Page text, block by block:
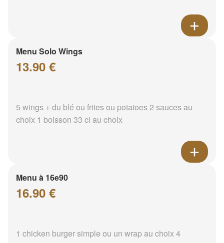
Menu Solo Wings
13.90 €
5 wings + du blé ou frites ou potatoes 2 sauces au
choix 1 boisson 33 cl au choix
Menu à 16e90
16.90 €
1 chicken burger simple ou un wrap au choix 4